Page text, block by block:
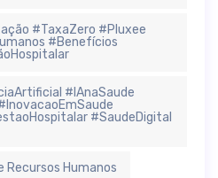
#TaxaZero #Pluxee
#Benefícios
#IAnaSaude
#SaudeDigital
Recursos Humanos